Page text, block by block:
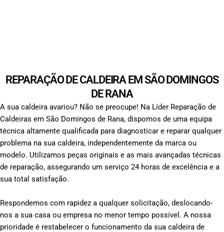
REPARAÇÃO DE CALDEIRA EM SÃO DOMINGOS
DE RANA
A sua caldeira avariou? Não se preocupe! Na Líder Reparação de
Caldeiras em São Domingos de Rana, dispomos de uma equipa
técnica altamente qualificada para diagnosticar e reparar qualquer
problema na sua caldeira, independentemente da marca ou
modelo. Utilizamos peças originais e as mais avançadas técnicas
de reparação, assegurando um serviço 24 horas de excelência e a
sua total satisfação.
Respondemos com rapidez a qualquer solicitação, deslocando-
nos a sua casa ou empresa no menor tempo possível. A nossa
prioridade é restabelecer o funcionamento da sua caldeira de